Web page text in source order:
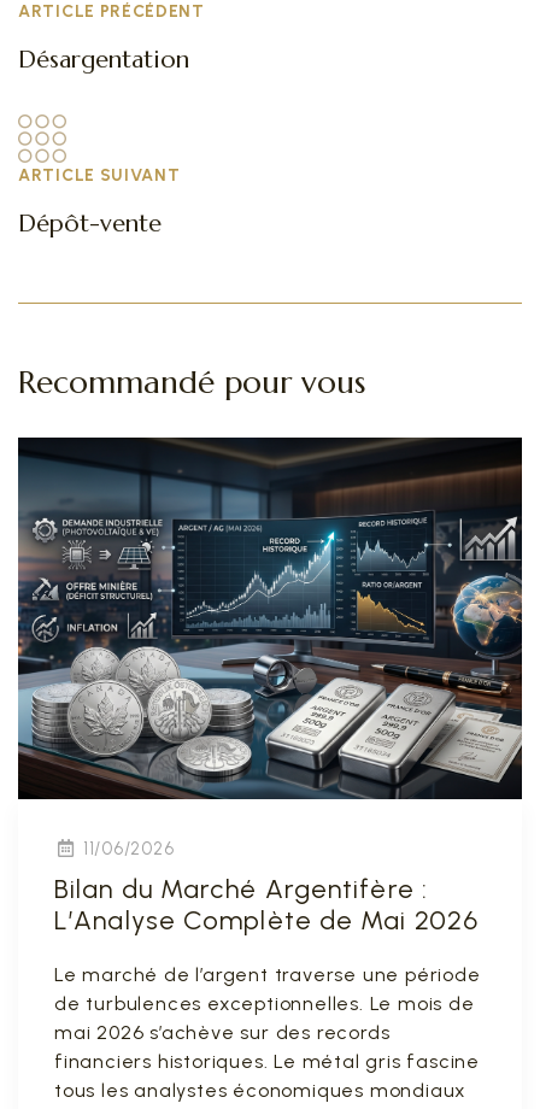
ARTICLE PRÉCÉDENT
Désargentation
ARTICLE SUIVANT
Dépôt-vente
Recommandé pour vous
11/06/2026
Bilan du Marché Argentifère :
L’Analyse Complète de Mai 2026
Le marché de l’argent traverse une période
de turbulences exceptionnelles. Le mois de
mai 2026 s’achève sur des records
financiers historiques. Le métal gris fascine
tous les analystes économiques mondiaux